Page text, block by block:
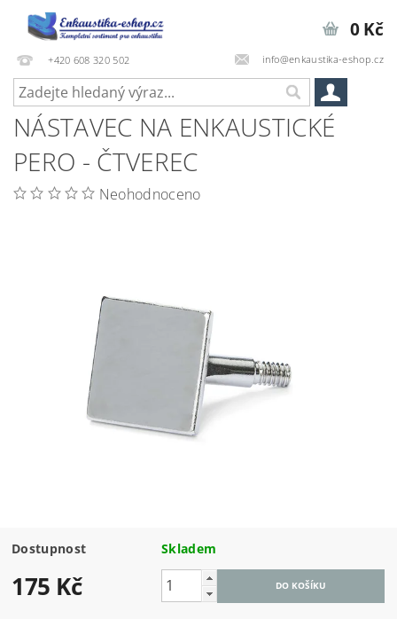
+420 608 320 502 info@enkaustika-eshop.cz
0 Kč
NÁSTAVEC NA ENKAUSTICKÉ
PERO - ČTVEREC
Neohodnoceno
Dostupnost Skladem
175 Kč